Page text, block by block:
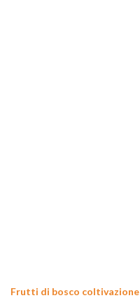
Frutti di bosco coltivazione